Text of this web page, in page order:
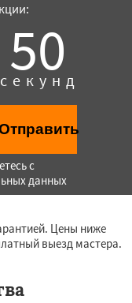
49
секунд
с
данных
Цены ниже
выезд мастера.